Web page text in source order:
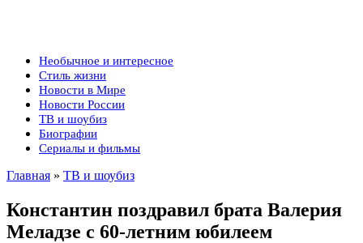
Необычное и интересное
Стиль жизни
Новости в Мире
Новости России
ТВ и шоубиз
Биографии
Сериалы и фильмы
Главная » ТВ и шоубиз
Константин поздравил брата Валерия
Меладзе с 60-летним юбилеем